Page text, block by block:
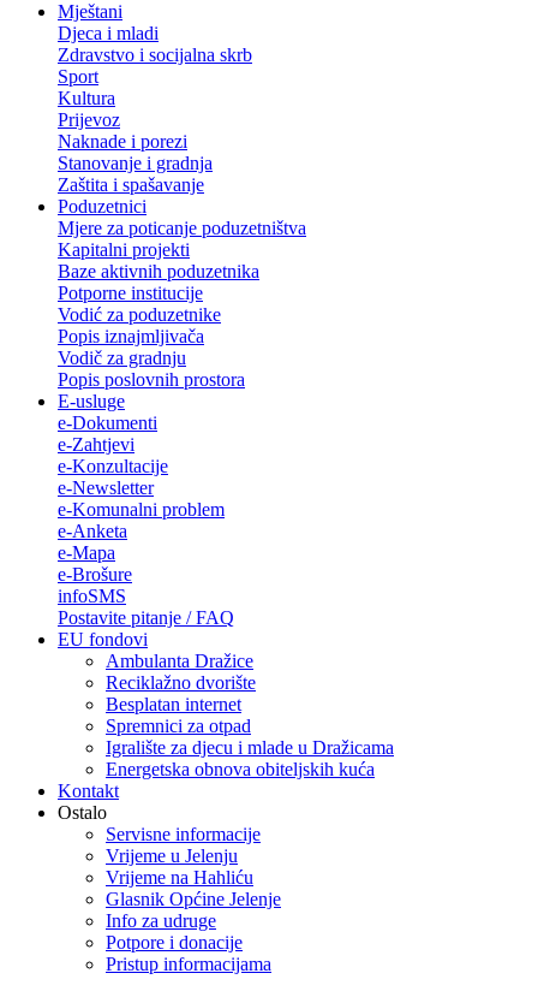
Mještani
Djeca i mladi
Zdravstvo i socijalna skrb
Sport
Kultura
Prijevoz
Naknade i porezi
Stanovanje i gradnja
Zaštita i spašavanje
Poduzetnici
Mjere za poticanje poduzetništva
Kapitalni projekti
Baze aktivnih poduzetnika
Potporne institucije
Vodić za poduzetnike
Popis iznajmljivača
Vodič za gradnju
Popis poslovnih prostora
E-usluge
e-Dokumenti
e-Zahtjevi
e-Konzultacije
e-Newsletter
e-Komunalni problem
e-Anketa
e-Mapa
e-Brošure
infoSMS
Postavite pitanje / FAQ
EU fondovi
Ambulanta Dražice
Reciklažno dvorište
Besplatan internet
Spremnici za otpad
Igralište za djecu i mlade u Dražicama
Energetska obnova obiteljskih kuća
Kontakt
Ostalo
Servisne informacije
Vrijeme u Jelenju
Vrijeme na Hahliću
Glasnik Općine Jelenje
Info za udruge
Potpore i donacije
Pristup informacijama